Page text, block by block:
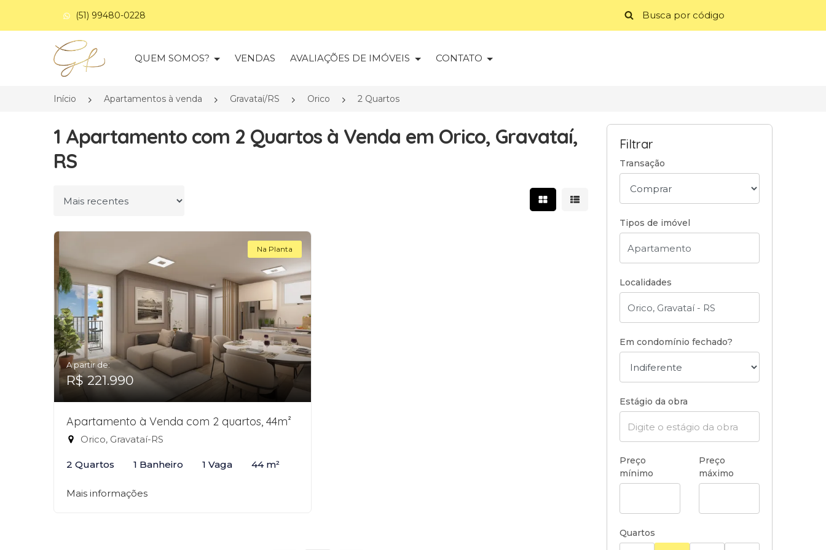
(51) 99480-0228
Página inicial
QUEM SOMOS? VENDAS AVALIAÇÕES DE IMÓVEIS CONTATO
Início Apartamentos à venda Gravataí/RS Orico 2 Quartos
1 Apartamento com 2 Quartos à Venda em Orico, Gravataí,
RS
Ordenar por Mostrar resultados em grade
Mostrar resultados em lista
Na Planta
A partir de:
R$ 221.990
Apartamento à Venda com 2 quartos, 44m²
Orico, Gravataí-RS
2 Quartos 1 Banheiro 1 Vaga 44 m²
Mais informações
Filtrar
Transação
Tipos de imóvel
Localidades
Em condomínio fechado?
Estágio da obra
Preço
mínimo
Preço
máximo
Quartos